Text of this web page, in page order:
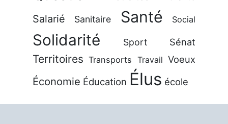
Salarié Sanitaire Santé Social
Solidarité Sport Sénat
Territoires Transports Travail Voeux
Économie Éducation Élus école